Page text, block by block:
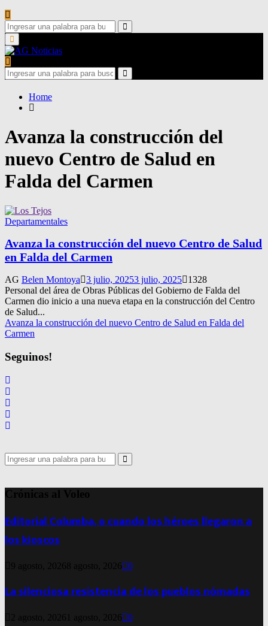
Search
for:
Search
Primary
Menu
Search
for:
Search
Home
Avanza la construcción del
nuevo Centro de Salud en
Falda del Carmen
Departamentales
Avanza la construcción del nuevo Centro de Salud
en Falda del Carmen
AG Belen Montoya 3 julio, 20253 julio, 2025
1328
Personal del área de Obras Públicas del Gobierno de Falda del
Carmen dio inicio a una nueva etapa en la construcción del Centro
de Salud...
Avanza la construcción del nuevo Centro de Salud en Falda del
Carmen
Seguinos!
Search
for:
Search
Crónicas al Voleo
Editorial Columba, o cuando los héroes llegaron a
los kioscos
9 agosto, 20268 agosto, 2026 0
La silenciosa resistencia de los pueblos nómadas
2 agosto, 2026 1 agosto, 2026 0